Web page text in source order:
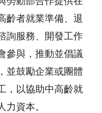
齡者就業準備、退
詢服務、開發工作
參與，推動並倡議
並鼓勵企業或團體
，以協助中高齡就
力資本。